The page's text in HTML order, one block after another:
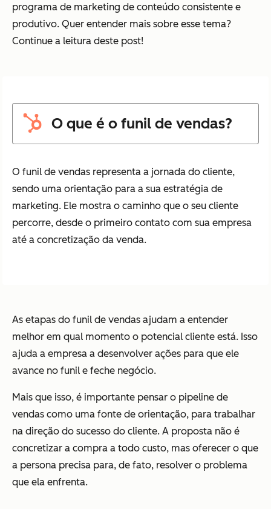
programa de marketing de conteúdo consistente e
produtivo. Quer entender mais sobre esse tema?
Continue a leitura deste post!
O que é o funil de vendas?
O funil de vendas representa a jornada do cliente,
sendo uma orientação para a sua estratégia de
marketing. Ele mostra o caminho que o seu cliente
percorre, desde o primeiro contato com sua empresa
até a concretização da venda.
As etapas do funil de vendas ajudam a entender
melhor em qual momento o potencial cliente está. Isso
ajuda a empresa a desenvolver ações para que ele
avance no funil e feche negócio.
Mais que isso, é importante pensar o pipeline de
vendas como uma fonte de orientação, para trabalhar
na direção do sucesso do cliente. A proposta não é
concretizar a compra a todo custo, mas oferecer o que
a persona precisa para, de fato, resolver o problema
que ela enfrenta.